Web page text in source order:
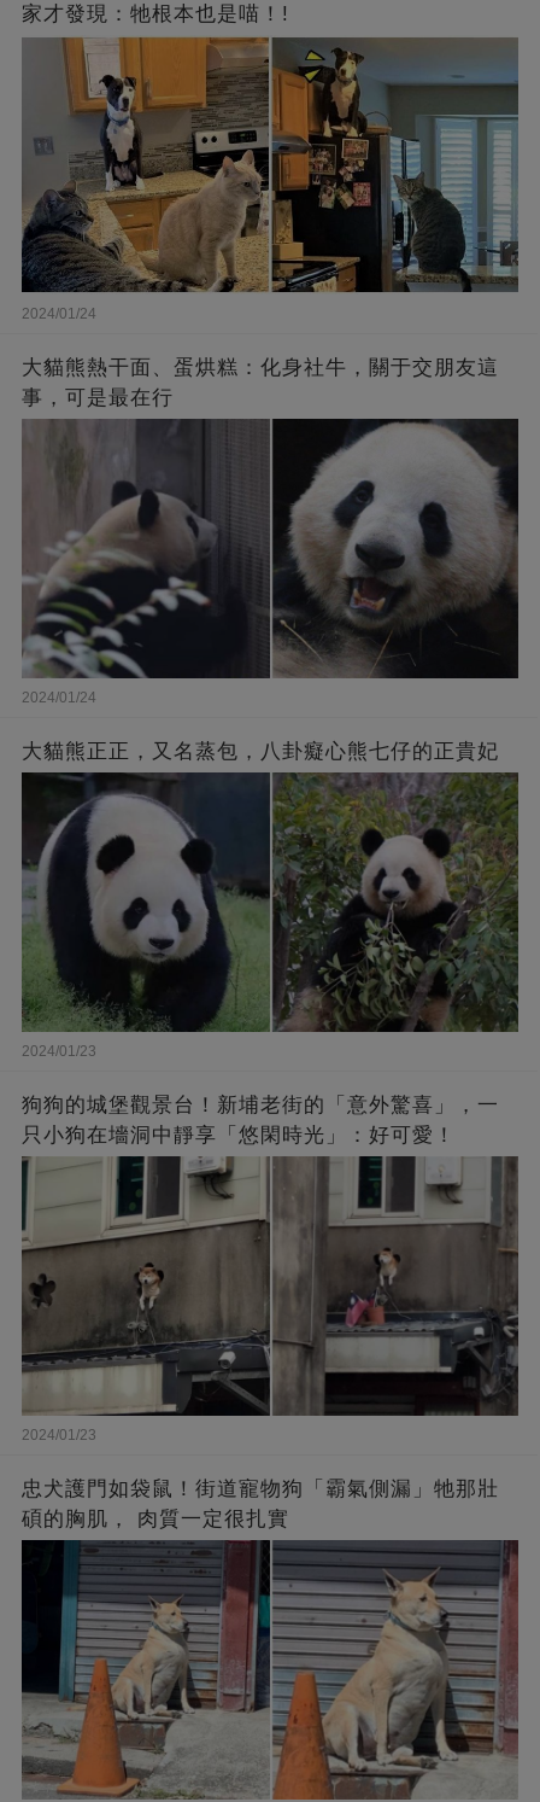
家才發現：牠根本也是喵！!
2024/01/24
大貓熊熱干面、蛋烘糕：化身社牛，關于交朋友這
事，可是最在行
2024/01/24
大貓熊正正，又名蒸包，八卦癡心熊七仔的正貴妃
2024/01/23
狗狗的城堡觀景台！新埔老街的「意外驚喜」，一
只小狗在墻洞中靜享「悠閑時光」：好可愛！
2024/01/23
忠犬護門如袋鼠！街道寵物狗「霸氣側漏」牠那壯
碩的胸肌， 肉質一定很扎實